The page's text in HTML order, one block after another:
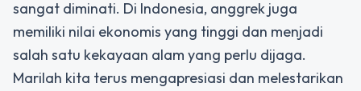
sangat diminati. Di Indonesia, anggrek juga
memiliki nilai ekonomis yang tinggi dan menjadi
salah satu kekayaan alam yang perlu dijaga.
Marilah kita terus mengapresiasi dan melestarikan